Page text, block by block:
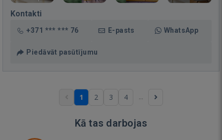
Kontakti
+371 *** *** 76 E-pasts WhatsApp
Piedāvāt pasūtījumu
1 2 3 4 ...
Kā tas darbojas